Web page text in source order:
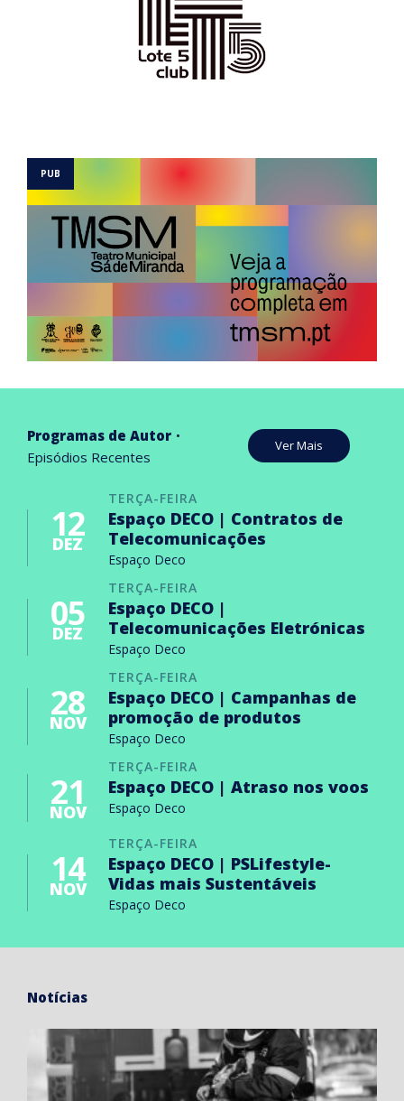
Programas de Autor
Episódios Recentes
Ver Mais
TERÇA-FEIRA
12
DEZ
Espaço DECO | Contratos de
Telecomunicações
Espaço Deco
TERÇA-FEIRA
05
DEZ
Espaço DECO |
Telecomunicações Eletrónicas
Espaço Deco
TERÇA-FEIRA
28
NOV
Espaço DECO | Campanhas de
promoção de produtos
Espaço Deco
TERÇA-FEIRA
21
NOV
Espaço DECO | Atraso nos voos
Espaço Deco
TERÇA-FEIRA
14
NOV
Espaço DECO | PSLifestyle-
Vidas mais Sustentáveis
Espaço Deco
Notícias